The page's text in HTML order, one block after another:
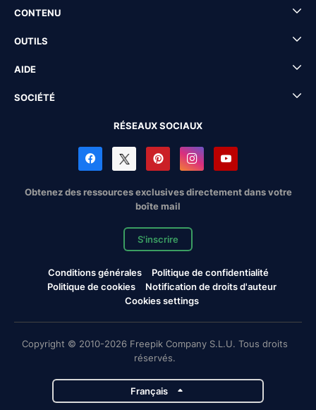
CONTENU
OUTILS
AIDE
SOCIÉTÉ
RÉSEAUX SOCIAUX
Obtenez des ressources exclusives directement dans votre
boîte mail
S'inscrire
Conditions générales
Politique de confidentialité
Politique de cookies
Notification de droits d'auteur
Cookies settings
Copyright © 2010-2026 Freepik Company S.L.U. Tous droits
réservés.
Français